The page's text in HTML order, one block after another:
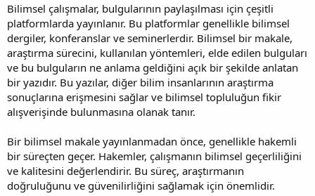
Bilimsel çalışmalar, bulgularının paylaşılması için çeşitli
platformlarda yayınlanır. Bu platformlar genellikle bilimsel
dergiler, konferanslar ve seminerlerdir. Bilimsel bir makale,
araştırma sürecini, kullanılan yöntemleri, elde edilen bulguları
ve bu bulguların ne anlama geldiğini açık bir şekilde anlatan
bir yazıdır. Bu yazılar, diğer bilim insanlarının araştırma
sonuçlarına erişmesini sağlar ve bilimsel topluluğun fikir
alışverişinde bulunmasına olanak tanır.
Bir bilimsel makale yayınlanmadan önce, genellikle hakemli
bir süreçten geçer. Hakemler, çalışmanın bilimsel geçerliliğini
ve kalitesini değerlendirir. Bu süreç, araştırmanın
doğruluğunu ve güvenilirliğini sağlamak için önemlidir.